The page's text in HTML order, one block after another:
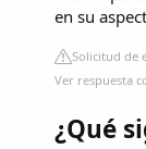
en su
Solicitud de
Ver respuesta
¿Qué